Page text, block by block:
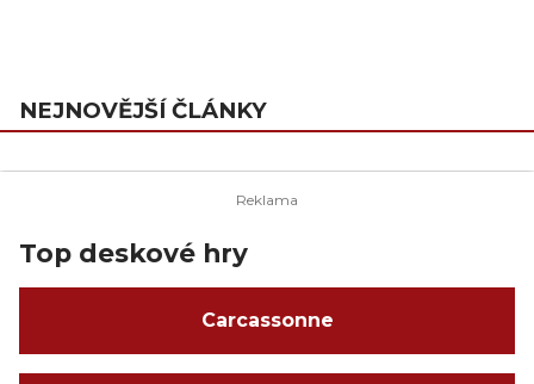
NEJNOVĚJŠÍ ČLÁNKY
Top deskové hry
Carcassonne